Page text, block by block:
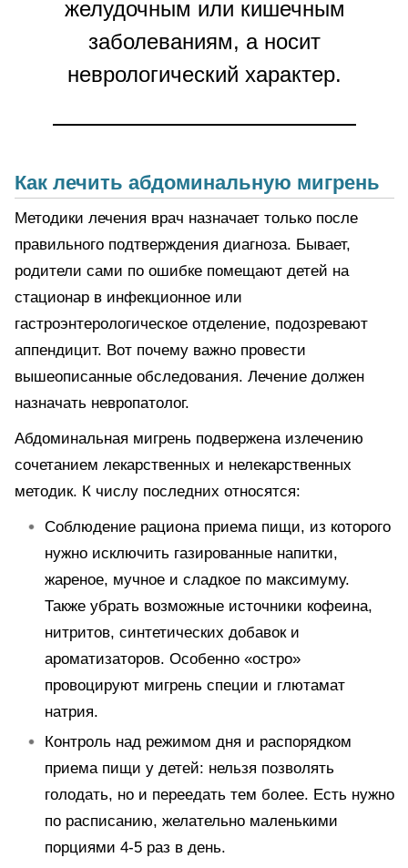
желудочным или кишечным
заболеваниям, а носит
неврологический характер.
Как лечить абдоминальную мигрень
Методики лечения врач назначает только после
правильного подтверждения диагноза. Бывает,
родители сами по ошибке помещают детей на
стационар в инфекционное или
гастроэнтерологическое отделение, подозревают
аппендицит. Вот почему важно провести
вышеописанные обследования. Лечение должен
назначать невропатолог.
Абдоминальная мигрень подвержена излечению
сочетанием лекарственных и нелекарственных
методик. К числу последних относятся:
Соблюдение рациона приема пищи, из которого
нужно исключить газированные напитки,
жареное, мучное и сладкое по максимуму.
Также убрать возможные источники кофеина,
нитритов, синтетических добавок и
ароматизаторов. Особенно «остро»
провоцируют мигрень специи и глютамат
натрия.
Контроль над режимом дня и распорядком
приема пищи у детей: нельзя позволять
голодать, но и переедать тем более. Есть нужно
по расписанию, желательно маленькими
порциями 4-5 раз в день.